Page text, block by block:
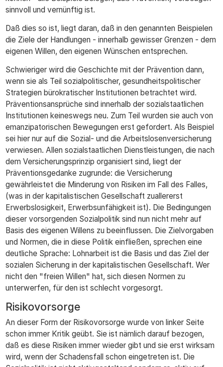
sinnvoll und vernünftig ist.
Daß dies so ist, liegt daran, daß in den genannten Beispielen
die Ziele der Handlungen - innerhalb gewisser Grenzen - dem
eigenen Willen, den eigenen Wünschen entsprechen.
Schwieriger wird die Geschichte mit der Prävention dann,
wenn sie als Teil sozialpolitischer, gesundheitspolitischer
Strategien bürokratischer Institutionen betrachtet wird.
Präventionsansprüche sind innerhalb der sozialstaatlichen
Institutionen keineswegs neu. Zum Teil wurden sie auch von
emanzipatorischen Bewegungen erst gefordert. Als Beispiel
sei hier nur auf die Sozial- und die Arbeitslosenversicherung
verwiesen. Allen sozialstaatlichen Dienstleistungen, die nach
dem Versicherungsprinzip organisiert sind, liegt der
Präventionsgedanke zugrunde: die Versicherung
gewährleistet die Minderung von Risiken im Fall des Falles,
(was in der kapitalistischen Gesellschaft zuallererst
Erwerbslosigkeit, Erwerbsunfähigkeit ist). Die Bedingungen
dieser vorsorgenden Sozialpolitik sind nun nicht mehr auf
Basis des eigenen Willens zu beeinflussen. Die Zielvorgaben
und Normen, die in diese Politik einfließen, sprechen eine
deutliche Sprache: Lohnarbeit ist die Basis und das Ziel der
sozialen Sicherung in der kapitalistischen Gesellschaft. Wer
nicht den "freien Willen" hat, sich diesen Normen zu
unterwerfen, für den ist schlecht vorgesorgt.
Risikovorsorge
An dieser Form der Risikovorsorge wurde von linker Seite
schon immer Kritik geübt. Sie ist nämlich darauf bezogen,
daß es diese Risiken immer wieder gibt und sie erst wirksam
wird, wenn der Schadensfall schon eingetreten ist. Die